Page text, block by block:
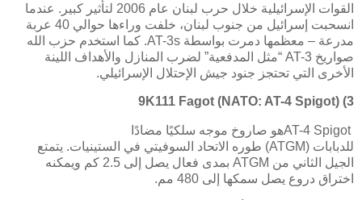
القوات الإسرائيلية خلال حرب لبنان عام 2006 لتأثير كبير. عندما
انسحبت إسرائيل من جنوب لبنان، خلفت وراءها حوالي 40 عربة
مدرعة – معظمها دمرت بواسطة AT-3s. كما استخدم حزب الله
صواريخ AT-3 “مثل المدفعية” لضرب المنازل والأهداف اللينة
الأخرى التي تحتجز جنود جيش الإحتلال الإسرائيلي.
3)
9K111 Fagot (NATO: AT-4 Spigot)
AT-4 Spigotهو صاروخ موجه سلكيًا مضادًا
للدبابات (ATGM) طوره الاتحاد السوفيتي في الستينيات. يتمتع
الجيل الثاني من ATGM
بمدى فعال يصل إلى 2.5 كم ويمكنه
اختراق دروع يصل سمكها إلى 480 مم
.